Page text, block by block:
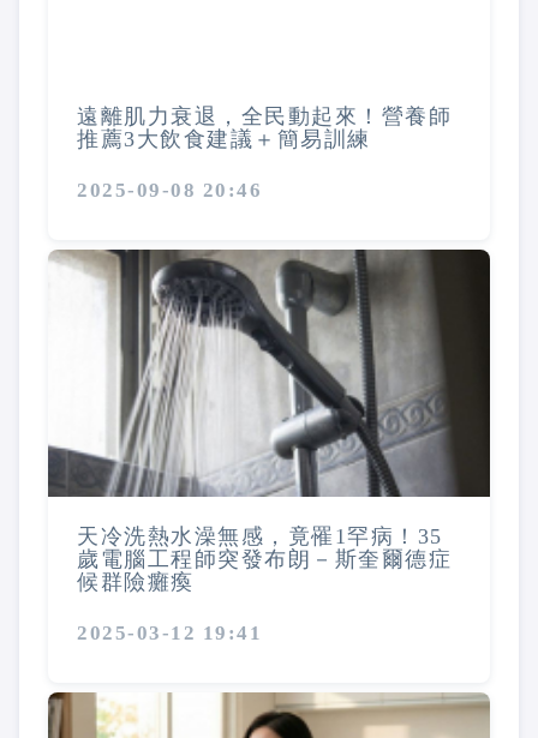
遠離肌力衰退，全民動起來！營養師
推薦3大飲食建議＋簡易訓練
2025-09-08 20:46
天冷洗熱水澡無感，竟罹1罕病！35
歲電腦工程師突發布朗－斯奎爾德症
候群險癱瘓
2025-03-12 19:41